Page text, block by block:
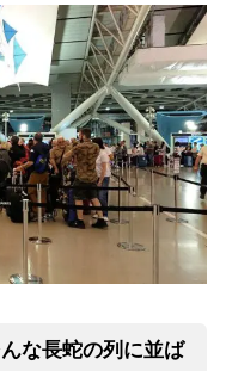
な長蛇の列に並ば